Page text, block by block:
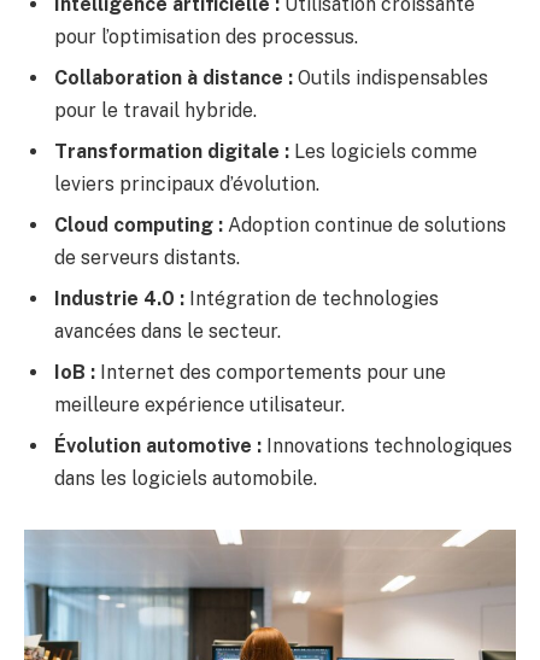
pour l’optimisation des processus.
Collaboration à distance : Outils indispensables
pour le travail hybride.
Transformation digitale : Les logiciels comme
leviers principaux d’évolution.
Cloud computing : Adoption continue de solutions
de serveurs distants.
Industrie 4.0 : Intégration de technologies
avancées dans le secteur.
IoB : Internet des comportements pour une
meilleure expérience utilisateur.
Évolution automotive : Innovations technologiques
dans les logiciels automobile.